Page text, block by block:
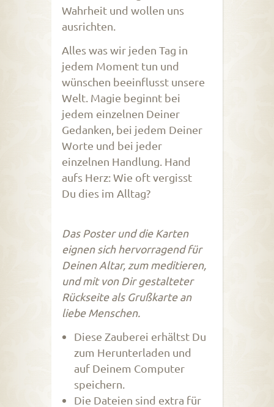
Wahrheit und wollen uns
ausrichten.
Alles was wir jeden Tag in
jedem Moment tun und
wünschen beeinflusst unsere
Welt. Magie beginnt bei
jedem einzelnen Deiner
Gedanken, bei jedem Deiner
Worte und bei jeder
einzelnen Handlung. Hand
aufs Herz: Wie oft vergisst
Du dies im Alltag?
Das Poster und die Karten
eignen sich hervorragend für
Deinen Altar, zum meditieren,
und mit von Dir gestalteter
Rückseite als Grußkarte an
liebe Menschen.
Diese Zauberei erhältst Du
zum Herunterladen und
auf Deinem Computer
speichern.
Die Dateien sind extra für